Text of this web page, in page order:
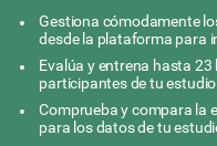
Gestiona cómodamente
desde la plataforma para
Evalúa y entrena hasta
participantes de tu estudio
Comprueba y compara la
para los datos de tu